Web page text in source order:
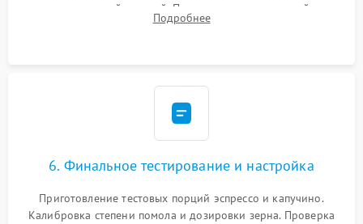
силиконовой смазкой. Проведение программной
декальцинации и очистки системы от кофейных масел.
Подробнее
6. Финальное тестирование и настройка
Приготовление тестовых порций эспрессо и капучино.
Калибровка степени помола и дозировки зерна. Проверка